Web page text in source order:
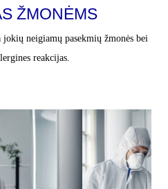
ŽMONĖMS
neigiamų pasekmių žmonės bei
reakcijas.